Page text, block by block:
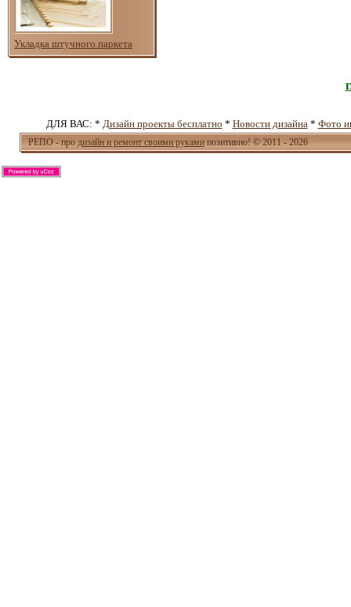
Укладка штучного паркета
ДЛЯ ВАС: * Дизайн проекты бесплатно * Новости дизайна* Фото
РЕПО - продизайн и ремонт своими рукамипозитивно! © 2011 - 2026